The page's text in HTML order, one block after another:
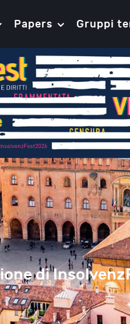
Papers Gruppi
di
dei
della crisi e